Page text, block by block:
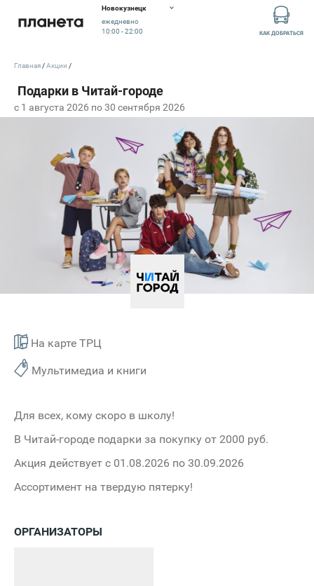
Новокузнецк
ежедневно
10:00 - 22:00
КАК ДОБРАТЬСЯ
c 1 августа 2026 по 30 сентября 2026
На карте ТРЦ
Мультимедиа и книги
Главная Акции
Для всех, кому скоро в школу!
В Читай-городе подарки за покупку от 2000 руб.
Акция действует с 01.08.2026 по 30.09.2026
Ассортимент на твердую пятерку!
ОРГАНИЗАТОРЫ